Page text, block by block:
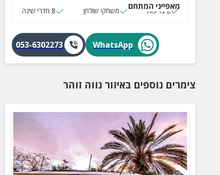
מאפייני המתחם
2 בריכות משחקי שולחן 8 חדרי שינה
WhatsApp
053-6302273
צימרים נוספים באיזור נווה זוהר